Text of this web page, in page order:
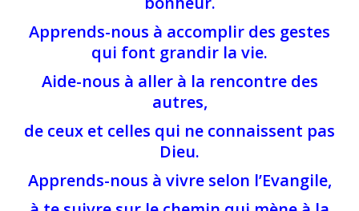
Apprends-nous à accomplir des gestes
qui font grandir la vie.
Aide-nous à aller à la rencontre des
autres,
de ceux et celles qui ne connaissent pas
Dieu.
Apprends-nous à vivre selon l’Evangile,